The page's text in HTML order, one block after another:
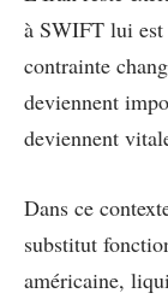
à SWIFT lui est
contrainte
deviennent
deviennent
Dans ce
substitut
américaine,